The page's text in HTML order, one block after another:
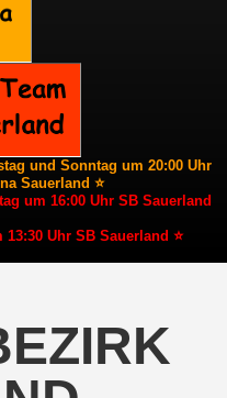
und Sonntag um 20:00 Uhr
Sauerland ⭐
um 16:00 Uhr SB Sauerland
Uhr SB Sauerland ⭐